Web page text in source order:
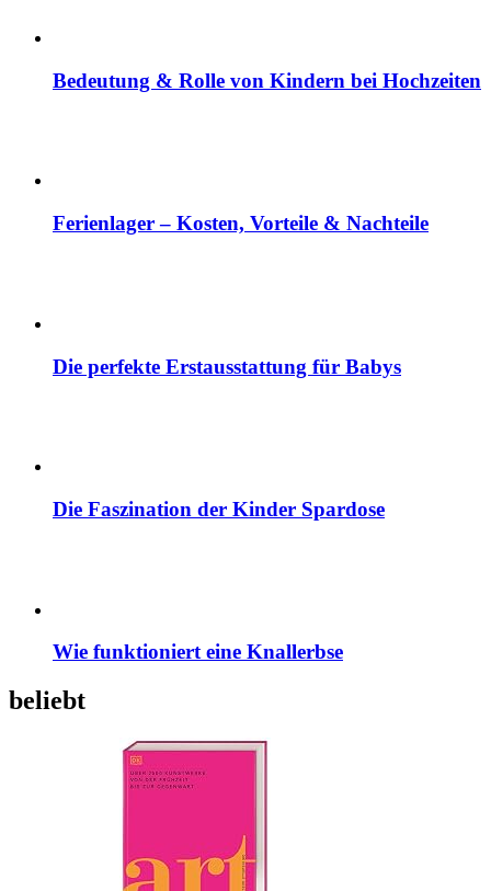
Bedeutung & Rolle von Kindern bei Hochzeiten
Ferienlager – Kosten, Vorteile & Nachteile
Die perfekte Erstausstattung für Babys
Die Faszination der Kinder Spardose
Wie funktioniert eine Knallerbse
beliebt